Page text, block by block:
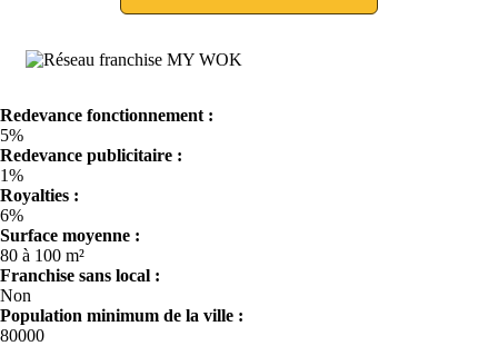
Redevance fonctionnement :
5%
Redevance publicitaire :
1%
Royalties :
6%
Surface moyenne :
80 à 100 m²
Franchise sans local :
Non
Population minimum de la ville :
80000